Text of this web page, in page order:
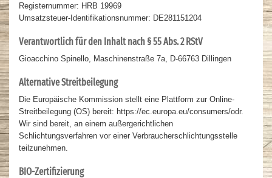
Registernummer: HRB 19969
Umsatzsteuer-Identifikationsnummer: DE281151204
Verantwortlich für den Inhalt nach § 55 Abs. 2 RStV
Gioacchino Spinello, Maschinenstraße 7a, D-66763 Dillingen
Alternative Streitbeilegung
Die Europäische Kommission stellt eine Plattform zur Online-
Streitbeilegung (OS) bereit: https://ec.europa.eu/consumers/odr.
Wir sind bereit, an einem außergerichtlichen
Schlichtungsverfahren vor einer Verbraucherschlichtungsstelle
teilzunehmen.
BIO-Zertifizierung